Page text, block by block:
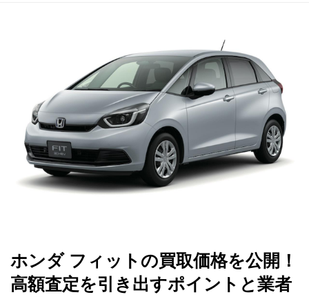
ホンダ フィットの買取価格を公開！
高額査定を引き出すポイントと業者